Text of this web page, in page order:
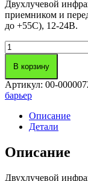
Двухлучевой
приемником и
до +55С), 12-24В.
Количество
товара
ИК-
барьер
LBX-
60
Lightwell
В корзину
Артикул: 00-
барьер
Описание
Детали
Описание
Двухлучевой